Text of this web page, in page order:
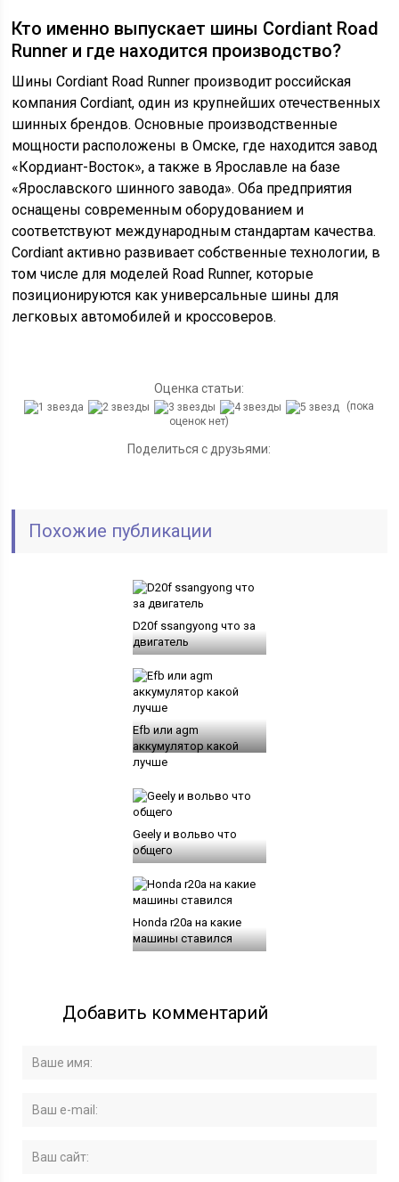
Кто именно выпускает шины Cordiant Road
Runner и где находится производство?
Шины Cordiant Road Runner производит российская
компания Cordiant, один из крупнейших отечественных
шинных брендов. Основные производственные
мощности расположены в Омске, где находится завод
«Кордиант-Восток», а также в Ярославле на базе
«Ярославского шинного завода». Оба предприятия
оснащены современным оборудованием и
соответствуют международным стандартам качества.
Cordiant активно развивает собственные технологии, в
том числе для моделей Road Runner, которые
позиционируются как универсальные шины для
легковых автомобилей и кроссоверов.
Оценка статьи:
(пока
оценок нет)
Поделиться с друзьями:
Похожие публикации
D20f ssangyong что за
двигатель
Efb или agm
аккумулятор какой
лучше
Geely и вольво что
общего
Honda r20a на какие
машины ставился
Добавить комментарий